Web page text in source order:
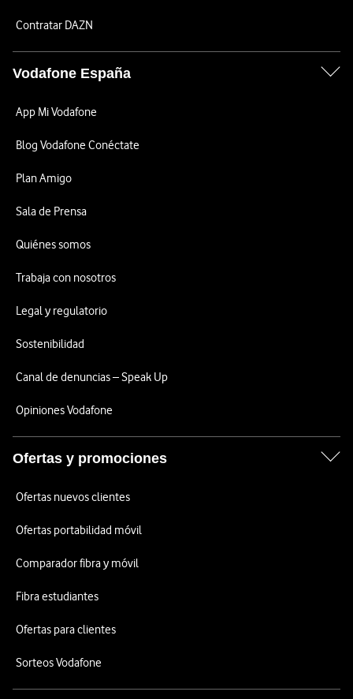
Contratar DAZN
Vodafone España
App Mi Vodafone
Blog Vodafone Conéctate
Plan Amigo
Sala de Prensa
Quiénes somos
Trabaja con nosotros
Legal y regulatorio
Sostenibilidad
Canal de denuncias – Speak Up
Opiniones Vodafone
Ofertas y promociones
Ofertas nuevos clientes
Ofertas portabilidad móvil
Comparador fibra y móvil
Fibra estudiantes
Ofertas para clientes
Sorteos Vodafone